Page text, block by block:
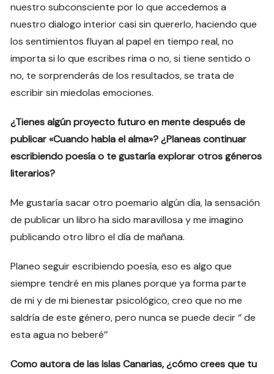
nuestro subconsciente por lo que accedemos a
nuestro dialogo interior casi sin quererlo, haciendo que
los sentimientos fluyan al papel en tiempo real, no
importa si lo que escribes rima o no, si tiene sentido o
no, te sorprenderás de los resultados, se trata de
escribir sin miedolas emociones.
¿Tienes algún proyecto futuro en mente después de
publicar «Cuando habla el alma»? ¿Planeas continuar
escribiendo poesía o te gustaría explorar otros géneros
literarios?
Me gustaría sacar otro poemario algún día, la sensación
de publicar un libro ha sido maravillosa y me imagino
publicando otro libro el día de mañana.
Planeo seguir escribiendo poesía, eso es algo que
siempre tendré en mis planes porque ya forma parte
de mi y de mi bienestar psicológico, creo que no me
saldría de este género, pero nunca se puede decir ‘’ de
esta agua no beberé’’
Como autora de las Islas Canarias, ¿cómo crees que tu